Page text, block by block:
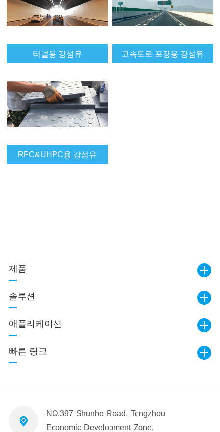
터널용 강섬유 고속도로 포장용 강섬유
RPC&UHPC용 강섬유
제품
솔루션
애플리케이션
빠른 링크
NO.397 Shunhe Road, Tengzhou
Economic Development Zone,